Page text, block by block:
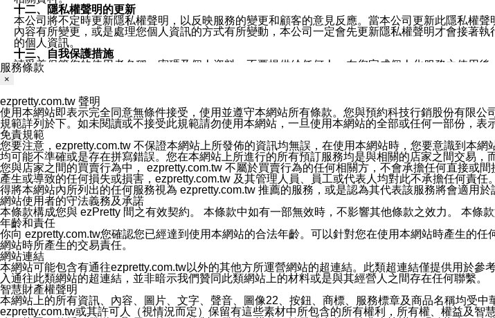
十二、隱私權聲明的更新
本公司將不定時更新隱私權聲明，以反映服務的變更和顧客的意見反應。當本公司更新此隱私權
內容有所變更，或是處理您個人資訊的方式有所變動，本公司一定會先更新隱私權聲明才會接著
的個人資訊。
十三、自我保護措施
請妥善保管您的使用者名稱、密碼及個人資料，不要提供給任何人。在您完成個人化服務之使用
窗，以防止他人讀取您的個人資料、信件或進入所機關管理區。
您同意本公司網站，透過您所提供的郵件地址與您取得聯絡並傳送或宣傳本網站各項服務之資料
停止接收這些資料或電子郵件。
十五、訊息通知
本公司/本服務將以通知型訊息傳送重要訊息給您。即使未加入本公司/本服務好友，您仍可接收到
本公司/本服務傳送之通知型訊息以對您有效且重要的訊息為限，以廣告或其他目的的訊息皆不會
1.LINE 帳號設定的電話號碼與本公司/本服務所傳來的電話號碼比對相符。
2.該 LINE 帳號已在 LINE APP 設定中，同意接收通知型訊息。
3.LINE 帳號未封鎖傳送訊息之 LINE 官方帳號。
欲變更通知型訊息的設定，操作如下：
1.點選「主頁」＞「設定」
2.點選「隱私設定」
3.點選「提供使用資料」
4.點選「LINE通知型訊息」
5.開關「接收LINE通知型訊息」
❗️關閉「接收通知型訊息」後，將不會接收到來自任何企業官方帳號或認證官方帳號的通知型訊息。
服務條款
×
ezpretty.com.tw 聲明
使用本網站即表示完全同意無條件接受，使用並遵守本網站所有條款。您與預約科技行銷股份有限
規範詳列於下。如未閱讀或不接受此規範請勿使用本網站，一旦使用本網站的全部或任何一部份，表
免責規範
您要注意，ezpretty.com.tw 不保證本網站上所發佈的資訊均無誤，在使用本網站時，您要意識到本
均可能不準確或是存在拼寫錯誤。您在本網站上所進行的所有預訂服務均是與相關的店家之間交易
您與店家之間的買賣行為中， ezpretty.com.tw 不屬於買賣行為的任何相關方，不會承擔任何直接或
產生或導致的任何損失或損害，ezpretty.com.tw 及其管理人員、員工或代表人均對此不承擔任何責
得將本網站內所列出的任何服務視為 ezpretty.com.tw 推薦的服務，或是認為其代表該服務將會適用
網站使用者的守法義務及承諾
本條款構成您與 ezPretty 間之有效契約。 本條款中如有一部無效時，不影響其他條款之效力。 本條
年齡和責任
你向 ezpretty.com.tw您確認您已經達到使用本網站的合法年齡。可以針對您在使用本網站時產生的
網站時所產生的交易責任。
網站連結
本網站可能包含有通往ezpretty.com.tw以外的其他方所運營網站的超連結。此類超連結僅提供用於
入通往此類網站的超連結，並非暗示我們贊同此類網站上的材料或是與其經營人之間存在任何聯繫。
智慧財產權聲明
本網站上的所有資訊、內容、圖片、文字、聲音、圖像22、按鈕、商標、服務標章及商品名稱均受
ezpretty.com.tw或其許可人（視情況而定）保留有這些素材中所包含的所有權利，所有權、權益及